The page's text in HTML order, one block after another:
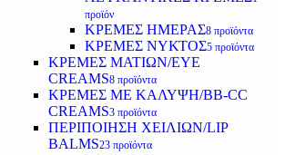
προϊόν
ΚΡΕΜΕΣ ΗΜΕΡΑΣ8 προϊόντα
ΚΡΕΜΕΣ ΝΥΚΤΟΣ5 προϊόντα
ΚΡΕΜΕΣ ΜΑΤΙΩΝ/EYE
CREAMS8 προϊόντα
ΚΡΕΜΕΣ ΜΕ ΚΑΛΥΨΗ/BB-CC
CREAMS3 προϊόντα
ΠΕΡΙΠΟΙΗΣΗ ΧΕΙΛΙΩΝ/LIP
BALMS23 προϊόντα